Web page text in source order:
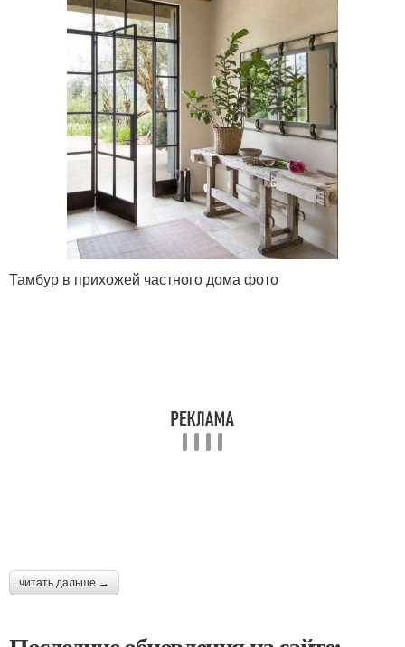
Тамбур в прихожей частного дома фото
читать дальше →